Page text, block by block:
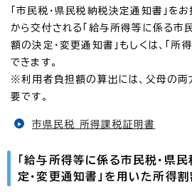
「市民税・県民税納税決定通知書」を
から交付される「給与所得等に係る市
額の決定・変更通知書」もしくは、「所
できます。
※利用者負担額の算出には、父母の
要です。
市県民税 所得課税証明書
「給与所得等に係る市民税・県
定・変更通知書」を用いた所得